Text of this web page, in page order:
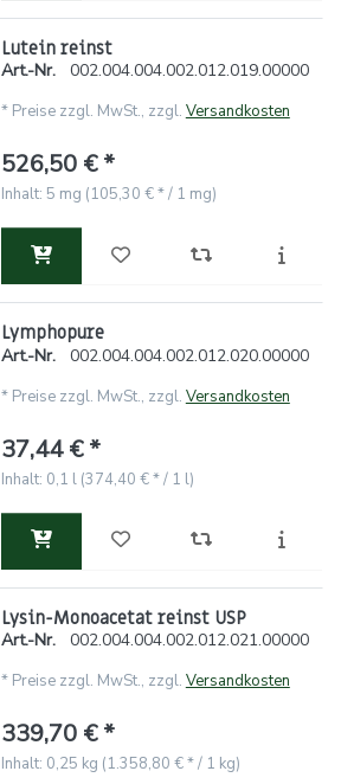
Lutein reinst
Art.-Nr. 002.004.004.002.012.019.00000
* Preise zzgl. MwSt., zzgl. Versandkosten
526,50 € *
Inhalt: 5 mg (105,30 € * / 1 mg)
Lymphopure
Art.-Nr. 002.004.004.002.012.020.00000
* Preise zzgl. MwSt., zzgl. Versandkosten
37,44 € *
Inhalt: 0,1 l (374,40 € * / 1 l)
Lysin-Monoacetat reinst USP
Art.-Nr. 002.004.004.002.012.021.00000
* Preise zzgl. MwSt., zzgl. Versandkosten
339,70 € *
Inhalt: 0,25 kg (1.358,80 € * / 1 kg)